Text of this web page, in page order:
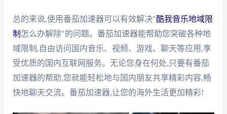
总的来说,使用番茄加速器可以有效解决"酷我音乐地域限
制 怎么办解除"的问题。番茄加速器能帮助您突破各种地
域限制,自由访问国内音乐、视频、游戏、聊天等应用,享
受优质的国内互联网服务。无论您身在何处,只要有番茄
加速器的帮助,您就能轻松地与国内朋友共享精彩内容,畅
快地聊天交流。番茄加速器,让您的海外生活更加精彩!